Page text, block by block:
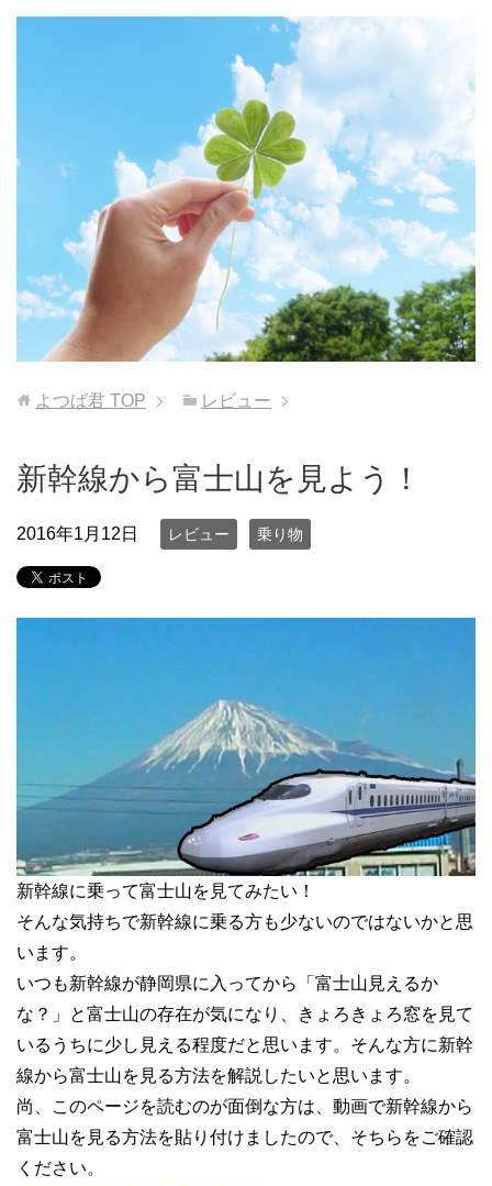
よつば君 TOP レビュー
新幹線から富士山を見よう！
2016年1月12日 レビュー 乗り物
新幹線に乗って富士山を見てみたい！
そんな気持ちで新幹線に乗る方も少ないのではないかと思
います。
いつも新幹線が静岡県に入ってから「富士山見えるか
な？」と富士山の存在が気になり、きょろきょろ窓を見て
いるうちに少し見える程度だと思います。そんな方に新幹
線から富士山を見る方法を解説したいと思います。
尚、このページを読むのが面倒な方は、動画で新幹線から
富士山を見る方法を貼り付けましたので、そちらをご確認
ください。